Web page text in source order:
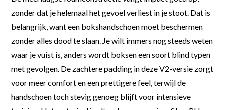
zonder dat je helemaal het gevoel verliest in je stoot. Dat is
belangrijk, want een bokshandschoen moet beschermen
zonder alles dood te slaan. Je wilt immers nog steeds weten
waar je vuist is, anders wordt boksen een soort blind typen
met gevolgen. De zachtere padding in deze V2-versie zorgt
voor meer comfort en een prettigere feel, terwijl de
handschoen toch stevig genoeg blijft voor intensieve